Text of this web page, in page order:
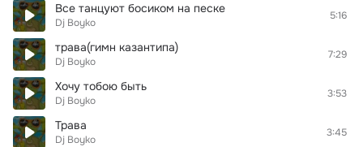
Все танцуют босиком на песке
Dj Boyko
5:16
трава(гимн казантипа)
Dj Boyko
7:29
Хочу тобою быть
Dj Boyko
3:53
Трава
Dj Boyko
3:45